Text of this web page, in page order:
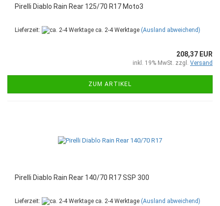
Pirelli Diablo Rain Rear 125/70 R17 Moto3
Lieferzeit: ca. 2-4 Werktage (Ausland abweichend)
208,37 EUR
inkl. 19% MwSt. zzgl. Versand
ZUM ARTIKEL
Pirelli Diablo Rain Rear 140/70 R17 SSP 300
Lieferzeit: ca. 2-4 Werktage (Ausland abweichend)